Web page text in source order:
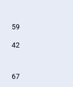
59
42
67